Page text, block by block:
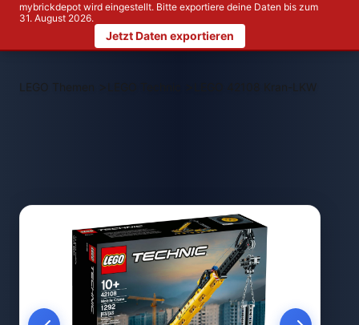
mybrickdepot wird eingestellt. Bitte exportiere deine Daten bis zum
31. August 2026.
Jetzt Daten exportieren
LEGO Themen > LEGO 42108 Kran-LKW